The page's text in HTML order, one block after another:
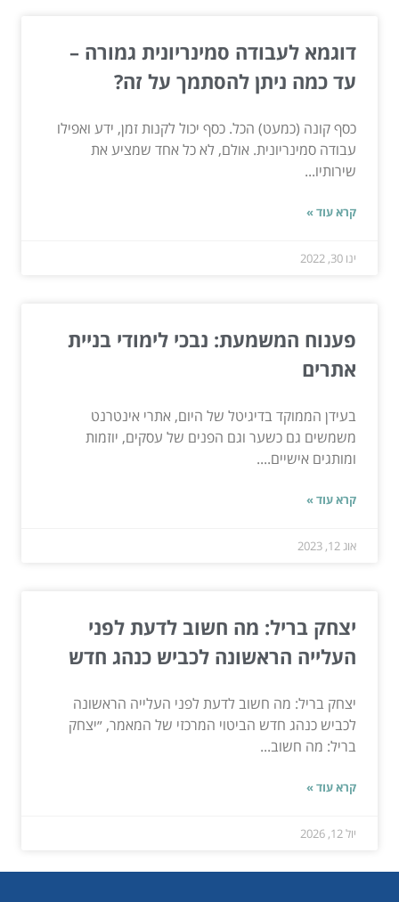
דוגמא לעבודה סמינריונית גמורה –
עד כמה ניתן להסתמך על זה?
כסף קונה (כמעט) הכל. כסף יכול לקנות זמן, ידע ואפילו
עבודה סמינריונית. אולם, לא כל אחד שמציע את
שירותיו...
קרא עוד »
ינו 30, 2022
פענוח המשמעת: נבכי לימודי בניית
אתרים
בעידן הממוקד בדיגיטל של היום, אתרי אינטרנט
משמשים גם כשער וגם הפנים של עסקים, יוזמות
ומותגים אישיים....
קרא עוד »
אוג 12, 2023
יצחק בריל: מה חשוב לדעת לפני
העלייה הראשונה לכביש כנהג חדש
יצחק בריל: מה חשוב לדעת לפני העלייה הראשונה
לכביש כנהג חדש הביטוי המרכזי של המאמר, ״יצחק
בריל: מה חשוב...
קרא עוד »
יול 12, 2026